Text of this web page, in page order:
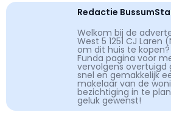
Redactie
Welkom bij de
West 5 1251 CJ Laren
om dit huis te kopen?
Funda pagina voor
vervolgens overtuigd
snel en gemakkelijk
makelaar van de
bezichtiging in te
geluk gewenst!